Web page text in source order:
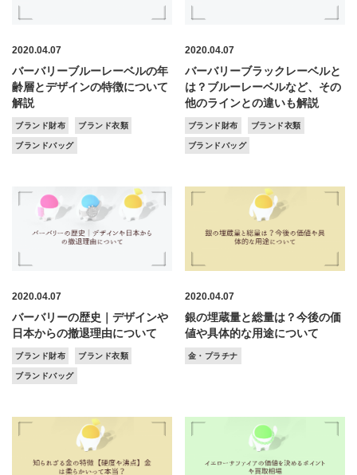
2020.04.07
バーバリーブルーレーベルの年
齢層とデザインの特徴について
解説
ブランド財布 ブランド衣類
ブランドバッグ
2020.04.07
バーバリーブラックレーベルと
は？ブルーレーベルなど、その
他のラインとの違いも解説
ブランド財布 ブランド衣類
ブランドバッグ
2020.04.07
バーバリーの歴史｜デザインや
日本からの撤退理由について
ブランド財布 ブランド衣類
ブランドバッグ
2020.04.07
銀の埋蔵量と総量は？今後の価
値や具体的な用途について
金・プラチナ